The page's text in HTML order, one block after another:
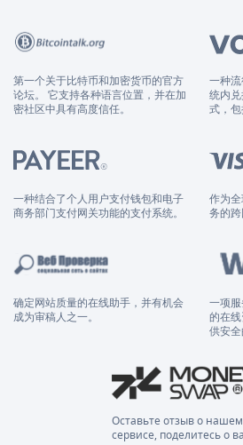
第一个关于比特币和加密货币的官方
论坛。 它支持各种语言位置，并在加
密社区中具有高度信任。
一种
统内
式，包
一种结合了个人用户支付钱包和电子
商务部门支付网关功能的支付系统。
作为
务的跨
确定网站质量的在线助手，并有机会
成为审稿人之一。
一项
的在
供安全
Оставьте отзыв о нашем
сервисе, поделитесь о